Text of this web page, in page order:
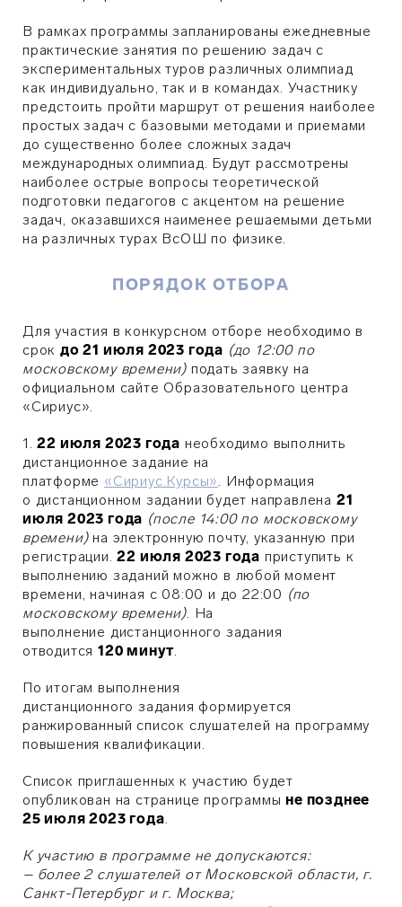
В рамках программы запланированы ежедневные
практические занятия по решению задач с
экспериментальных туров различных олимпиад
как индивидуально, так и в командах. Участнику
предстоить пройти маршрут от решения наиболее
простых задач с базовыми методами и приемами
до существенно более сложных задач
международных олимпиад. Будут рассмотрены
наиболее острые вопросы теоретической
подготовки педагогов с акцентом на решение
задач, оказавшихся наименее решаемыми детьми
на различных турах ВсОШ по физике.
ПОРЯДОК ОТБОРА
Для участия в конкурсном отборе необходимо в
срок до 21 июля 2023 года (до 12:00 по
московскому времени) подать заявку на
официальном сайте Образовательного центра
«Сириус».
1.22 июля 2023 года необходимо выполнить
дистанционное задание на
платформе «Сириус.Курсы». Информация
о дистанционном задании будет направлена 21
июля 2023 года (после 14:00 по московскому
времени)на электронную почту, указанную при
регистрации.22 июля 2023 года приступить к
выполнению заданий можно в любой момент
времени, начиная с 08:00 и до 22:00 (по
московскому времени). На
выполнение дистанционного задания
отводится120 минут.
По итогам выполнения
дистанционного задания формируется
ранжированный список слушателей на программу
повышения квалификации.
Список приглашенных к участию будет
опубликован на странице программыне позднее
25 июля 2023 года.
К участию в программе не допускаются:
– более 2 слушателей от Московской области, г.
Санкт-Петербург и г. Москва;